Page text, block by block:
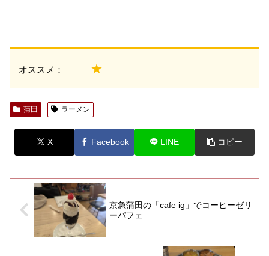
オススメ： ★
蒲田 ラーメン
X Facebook LINE コピー
京急蒲田の「cafe ig」でコーヒーゼリ
ーパフェ